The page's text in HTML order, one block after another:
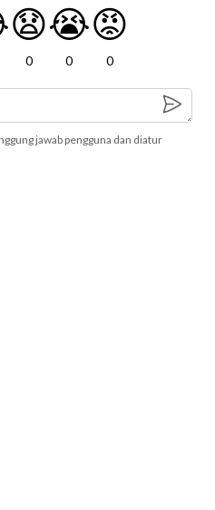
😧
0
😭
0
😡
0
jawab pengguna dan diatur